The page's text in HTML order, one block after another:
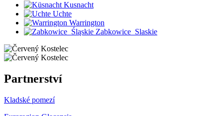
Kusnacht
Uchte
Warrington
Zabkowice_Slaskie
Partnerství
Kladské pomezí